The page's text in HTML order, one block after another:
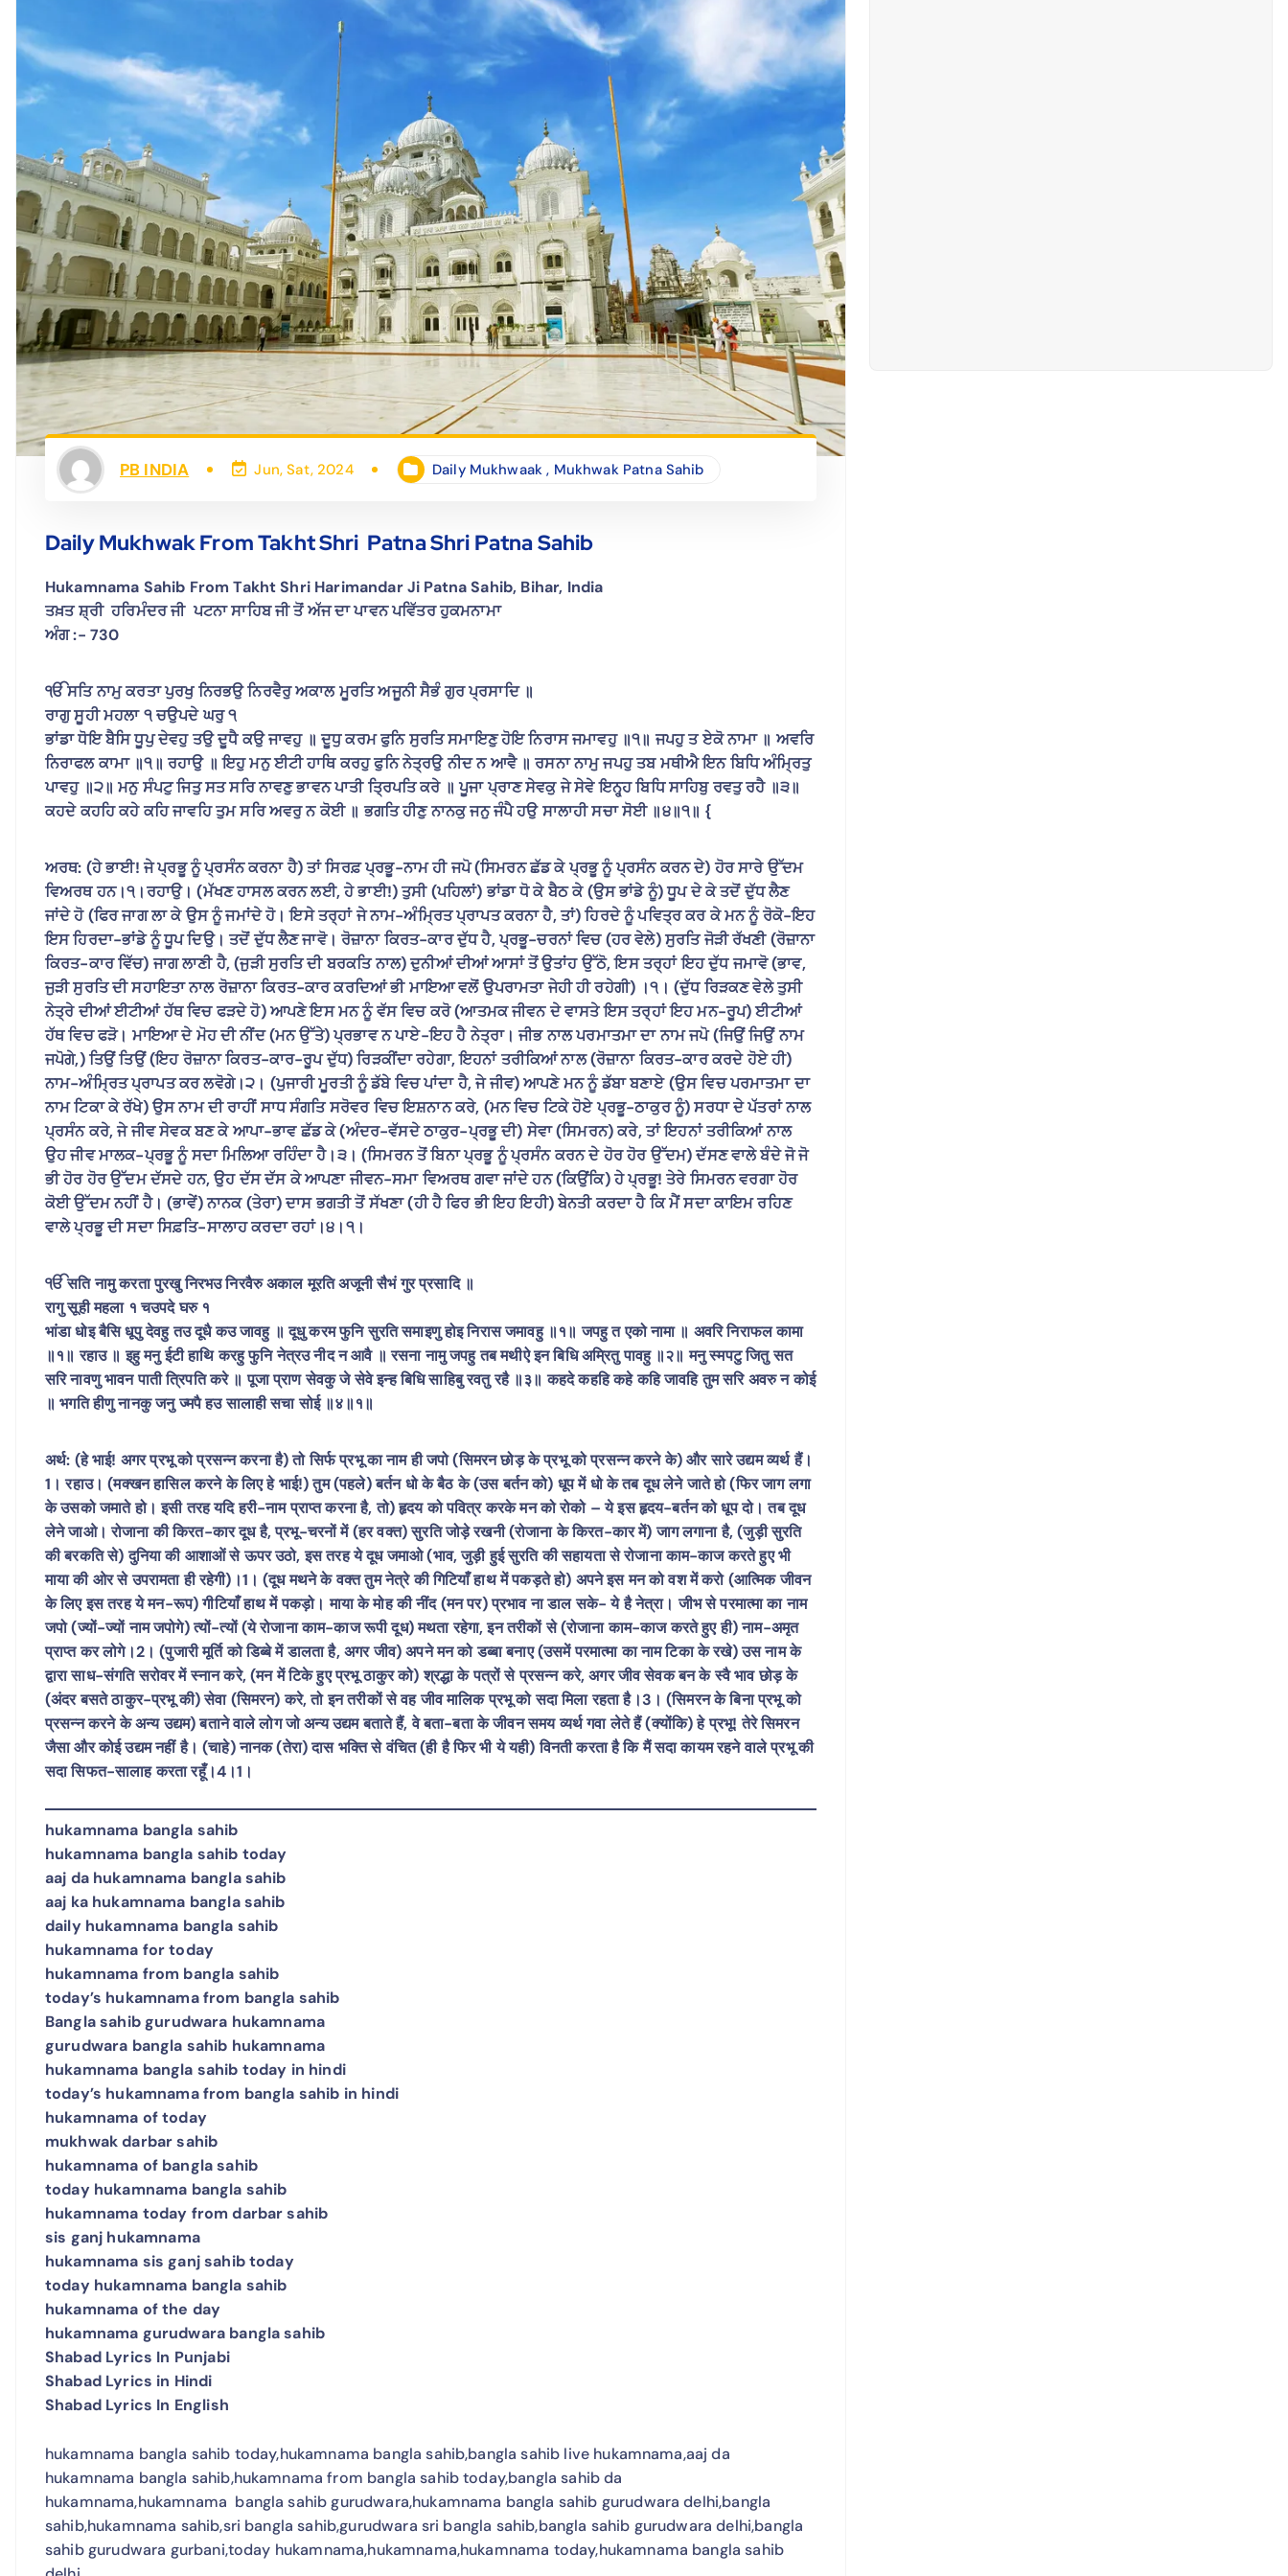
PB INDIA Jun, Sat, 2024 Daily Mukhwaak , Mukhwak Patna Sahib
Daily Mukhwak From Takht Shri Patna Shri Patna Sahib
Hukamnama Sahib From Takht Shri Harimandar Ji Patna Sahib, Bihar, India
ਤਖ਼ਤ ਸ਼੍ਰੀ ਹਰਿਮੰਦਰ ਜੀ ਪਟਨਾ ਸਾਹਿਬ ਜੀ ਤੋਂ ਅੱਜ ਦਾ ਪਾਵਨ ਪਵਿੱਤਰ ਹੁਕਮਨਾਮਾ
ਅੰਗ :- 730
ੴ ਸਤਿ ਨਾਮੁ ਕਰਤਾ ਪੁਰਖੁ ਨਿਰਭਉ ਨਿਰਵੈਰੁ ਅਕਾਲ ਮੂਰਤਿ ਅਜੂਨੀ ਸੈਭੰ ਗੁਰ ਪ੍ਰਸਾਦਿ ॥
ਰਾਗੁ ਸੂਹੀ ਮਹਲਾ ੧ ਚਉਪਦੇ ਘਰੁ ੧
ਭਾਂਡਾ ਧੋਇ ਬੈਸਿ ਧੂਪੁ ਦੇਵਹੁ ਤਉ ਦੂਧੈ ਕਉ ਜਾਵਹੁ ॥ ਦੂਧੁ ਕਰਮ ਫੁਨਿ ਸੁਰਤਿ ਸਮਾਇਣੁ ਹੋਇ ਨਿਰਾਸ ਜਮਾਵਹੁ ॥੧॥ ਜਪਹੁ ਤ ਏਕੋ ਨਾਮਾ ॥ ਅਵਰਿ
ਨਿਰਾਫਲ ਕਾਮਾ ॥੧॥ ਰਹਾਉ ॥ ਇਹੁ ਮਨੁ ਈਟੀ ਹਾਥਿ ਕਰਹੁ ਫੁਨਿ ਨੇਤ੍ਰਉ ਨੀਦ ਨ ਆਵੈ ॥ ਰਸਨਾ ਨਾਮੁ ਜਪਹੁ ਤਬ ਮਥੀਐ ਇਨ ਬਿਧਿ ਅੰਮ੍ਰਿਤੁ
ਪਾਵਹੁ ॥੨॥ ਮਨੁ ਸੰਪਟੁ ਜਿਤੁ ਸਤ ਸਰਿ ਨਾਵਣੁ ਭਾਵਨ ਪਾਤੀ ਤ੍ਰਿਪਤਿ ਕਰੇ ॥ ਪੂਜਾ ਪ੍ਰਾਣ ਸੇਵਕੁ ਜੇ ਸੇਵੇ ਇਨ੍ਹ੍ਹ ਬਿਧਿ ਸਾਹਿਬੁ ਰਵਤੁ ਰਹੈ ॥੩॥
ਕਹਦੇ ਕਹਹਿ ਕਹੇ ਕਹਿ ਜਾਵਹਿ ਤੁਮ ਸਰਿ ਅਵਰੁ ਨ ਕੋਈ ॥ ਭਗਤਿ ਹੀਣੁ ਨਾਨਕੁ ਜਨੁ ਜੰਪੈ ਹਉ ਸਾਲਾਹੀ ਸਚਾ ਸੋਈ ॥੪॥੧॥ {
ਅਰਥ: (ਹੇ ਭਾਈ! ਜੇ ਪ੍ਰਭੂ ਨੂੰ ਪ੍ਰਸੰਨ ਕਰਨਾ ਹੈ) ਤਾਂ ਸਿਰਫ਼ ਪ੍ਰਭੂ-ਨਾਮ ਹੀ ਜਪੋ (ਸਿਮਰਨ ਛੱਡ ਕੇ ਪ੍ਰਭੂ ਨੂੰ ਪ੍ਰਸੰਨ ਕਰਨ ਦੇ) ਹੋਰ ਸਾਰੇ ਉੱਦਮ
ਵਿਅਰਥ ਹਨ।੧।ਰਹਾਉ। (ਮੱਖਣ ਹਾਸਲ ਕਰਨ ਲਈ, ਹੇ ਭਾਈ!) ਤੁਸੀ (ਪਹਿਲਾਂ) ਭਾਂਡਾ ਧੋ ਕੇ ਬੈਠ ਕੇ (ਉਸ ਭਾਂਡੇ ਨੂੰ) ਧੂਪ ਦੇ ਕੇ ਤਦੋਂ ਦੁੱਧ ਲੈਣ
ਜਾਂਦੇ ਹੋ (ਫਿਰ ਜਾਗ ਲਾ ਕੇ ਉਸ ਨੂੰ ਜਮਾਂਦੇ ਹੋ। ਇਸੇ ਤਰ੍ਹਾਂ ਜੇ ਨਾਮ-ਅੰਮ੍ਰਿਤ ਪ੍ਰਾਪਤ ਕਰਨਾ ਹੈ, ਤਾਂ) ਹਿਰਦੇ ਨੂੰ ਪਵਿਤ੍ਰ ਕਰ ਕੇ ਮਨ ਨੂੰ ਰੋਕੋ-ਇਹ
ਇਸ ਹਿਰਦਾ-ਭਾਂਡੇ ਨੂੰ ਧੂਪ ਦਿਉ। ਤਦੋਂ ਦੁੱਧ ਲੈਣ ਜਾਵੋ। ਰੋਜ਼ਾਨਾ ਕਿਰਤ-ਕਾਰ ਦੁੱਧ ਹੈ, ਪ੍ਰਭੂ-ਚਰਨਾਂ ਵਿਚ (ਹਰ ਵੇਲੇ) ਸੁਰਤਿ ਜੋੜੀ ਰੱਖਣੀ (ਰੋਜ਼ਾਨਾ
ਕਿਰਤ-ਕਾਰ ਵਿੱਚ) ਜਾਗ ਲਾਣੀ ਹੈ, (ਜੁੜੀ ਸੁਰਤਿ ਦੀ ਬਰਕਤਿ ਨਾਲ) ਦੁਨੀਆਂ ਦੀਆਂ ਆਸਾਂ ਤੋਂ ਉਤਾਂਹ ਉੱਠੋ, ਇਸ ਤਰ੍ਹਾਂ ਇਹ ਦੁੱਧ ਜਮਾਵੋ (ਭਾਵ,
ਜੁੜੀ ਸੁਰਤਿ ਦੀ ਸਹਾਇਤਾ ਨਾਲ ਰੋਜ਼ਾਨਾ ਕਿਰਤ-ਕਾਰ ਕਰਦਿਆਂ ਭੀ ਮਾਇਆ ਵਲੋਂ ਉਪਰਾਮਤਾ ਜੇਹੀ ਹੀ ਰਹੇਗੀ) ।੧। (ਦੁੱਧ ਰਿੜਕਣ ਵੇਲੇ ਤੁਸੀ
ਨੇਤ੍ਰੇ ਦੀਆਂ ਈਟੀਆਂ ਹੱਥ ਵਿਚ ਫੜਦੇ ਹੋ) ਆਪਣੇ ਇਸ ਮਨ ਨੂੰ ਵੱਸ ਵਿਚ ਕਰੋ (ਆਤਮਕ ਜੀਵਨ ਦੇ ਵਾਸਤੇ ਇਸ ਤਰ੍ਹਾਂ ਇਹ ਮਨ-ਰੂਪ) ਈਟੀਆਂ
ਹੱਥ ਵਿਚ ਫੜੋ। ਮਾਇਆ ਦੇ ਮੋਹ ਦੀ ਨੀਂਦ (ਮਨ ਉੱਤੇ) ਪ੍ਰਭਾਵ ਨ ਪਾਏ-ਇਹ ਹੈ ਨੇਤ੍ਰਾ। ਜੀਭ ਨਾਲ ਪਰਮਾਤਮਾ ਦਾ ਨਾਮ ਜਪੋ (ਜਿਉਂ ਜਿਉਂ ਨਾਮ
ਜਪੋਗੇ,) ਤਿਉਂ ਤਿਉਂ (ਇਹ ਰੋਜ਼ਾਨਾ ਕਿਰਤ-ਕਾਰ-ਰੂਪ ਦੁੱਧ) ਰਿੜਕੀਂਦਾ ਰਹੇਗਾ, ਇਹਨਾਂ ਤਰੀਕਿਆਂ ਨਾਲ (ਰੋਜ਼ਾਨਾ ਕਿਰਤ-ਕਾਰ ਕਰਦੇ ਹੋਏ ਹੀ)
ਨਾਮ-ਅੰਮ੍ਰਿਤ ਪ੍ਰਾਪਤ ਕਰ ਲਵੋਗੇ।੨। (ਪੁਜਾਰੀ ਮੂਰਤੀ ਨੂੰ ਡੱਬੇ ਵਿਚ ਪਾਂਦਾ ਹੈ, ਜੇ ਜੀਵ) ਆਪਣੇ ਮਨ ਨੂੰ ਡੱਬਾ ਬਣਾਏ (ਉਸ ਵਿਚ ਪਰਮਾਤਮਾ ਦਾ
ਨਾਮ ਟਿਕਾ ਕੇ ਰੱਖੇ) ਉਸ ਨਾਮ ਦੀ ਰਾਹੀਂ ਸਾਧ ਸੰਗਤਿ ਸਰੋਵਰ ਵਿਚ ਇਸ਼ਨਾਨ ਕਰੇ, (ਮਨ ਵਿਚ ਟਿਕੇ ਹੋਏ ਪ੍ਰਭੂ-ਠਾਕੁਰ ਨੂੰ) ਸਰਧਾ ਦੇ ਪੱਤਰਾਂ ਨਾਲ
ਪ੍ਰਸੰਨ ਕਰੇ, ਜੇ ਜੀਵ ਸੇਵਕ ਬਣ ਕੇ ਆਪਾ-ਭਾਵ ਛੱਡ ਕੇ (ਅੰਦਰ-ਵੱਸਦੇ ਠਾਕੁਰ-ਪ੍ਰਭੂ ਦੀ) ਸੇਵਾ (ਸਿਮਰਨ) ਕਰੇ, ਤਾਂ ਇਹਨਾਂ ਤਰੀਕਿਆਂ ਨਾਲ
ਉਹ ਜੀਵ ਮਾਲਕ-ਪ੍ਰਭੂ ਨੂੰ ਸਦਾ ਮਿਲਿਆ ਰਹਿੰਦਾ ਹੈ।੩। (ਸਿਮਰਨ ਤੋਂ ਬਿਨਾ ਪ੍ਰਭੂ ਨੂੰ ਪ੍ਰਸੰਨ ਕਰਨ ਦੇ ਹੋਰ ਹੋਰ ਉੱਦਮ) ਦੱਸਣ ਵਾਲੇ ਬੰਦੇ ਜੋ ਜੋ
ਭੀ ਹੋਰ ਹੋਰ ਉੱਦਮ ਦੱਸਦੇ ਹਨ, ਉਹ ਦੱਸ ਦੱਸ ਕੇ ਆਪਣਾ ਜੀਵਨ-ਸਮਾ ਵਿਅਰਥ ਗਵਾ ਜਾਂਦੇ ਹਨ (ਕਿਉਂਕਿ) ਹੇ ਪ੍ਰਭੂ! ਤੇਰੇ ਸਿਮਰਨ ਵਰਗਾ ਹੋਰ
ਕੋਈ ਉੱਦਮ ਨਹੀਂ ਹੈ। (ਭਾਵੇਂ) ਨਾਨਕ (ਤੇਰਾ) ਦਾਸ ਭਗਤੀ ਤੋਂ ਸੱਖਣਾ (ਹੀ ਹੈ ਫਿਰ ਭੀ ਇਹ ਇਹੀ) ਬੇਨਤੀ ਕਰਦਾ ਹੈ ਕਿ ਮੈਂ ਸਦਾ ਕਾਇਮ ਰਹਿਣ
ਵਾਲੇ ਪ੍ਰਭੂ ਦੀ ਸਦਾ ਸਿਫ਼ਤਿ-ਸਾਲਾਹ ਕਰਦਾ ਰਹਾਂ।੪।੧।
ੴ सति नामु करता पुरखु निरभउ निरवैरु अकाल मूरति अजूनी सैभं गुर प्रसादि ॥
रागु सूही महला १ चउपदे घरु १
भांडा धोइ बैसि धूपु देवहु तउ दूधै कउ जावहु ॥ दूधु करम फुनि सुरति समाइणु होइ निरास जमावहु ॥१॥ जपहु त एको नामा ॥ अवरि निराफल कामा
॥१॥ रहाउ ॥ इहु मनु ईटी हाथि करहु फुनि नेत्रउ नीद न आवै ॥ रसना नामु जपहु तब मथीऐ इन बिधि अम्रितु पावहु ॥२॥ मनु स्मपटु जितु सत
सरि नावणु भावन पाती त्रिपति करे ॥ पूजा प्राण सेवकु जे सेवे इन्ह बिधि साहिबु रवतु रहै ॥३॥ कहदे कहहि कहे कहि जावहि तुम सरि अवरु न कोई
॥ भगति हीणु नानकु जनु ज्मपै हउ सालाही सचा सोई ॥४॥१॥
अर्थ: (हे भाई! अगर प्रभू को प्रसन्न करना है) तो सिर्फ प्रभू का नाम ही जपो (सिमरन छोड़ के प्रभू को प्रसन्न करने के) और सारे उद्यम व्यर्थ हैं।
1। रहाउ। (मक्खन हासिल करने के लिए हे भाई!) तुम (पहले) बर्तन धो के बैठ के (उस बर्तन को) धूप में धो के तब दूध लेने जाते हो (फिर जाग लगा
के उसको जमाते हो। इसी तरह यदि हरी-नाम प्राप्त करना है, तो) हृदय को पवित्र करके मन को रोको – ये इस हृदय-बर्तन को धूप दो। तब दूध
लेने जाओ। रोजाना की किरत-कार दूध है, प्रभू-चरनों में (हर वक्त) सुरति जोड़े रखनी (रोजाना के किरत-कार में) जाग लगाना है, (जुड़ी सुरति
की बरकति से) दुनिया की आशाओं से ऊपर उठो, इस तरह ये दूध जमाओ (भाव, जुड़ी हुई सुरति की सहायता से रोजाना काम-काज करते हुए भी
माया की ओर से उपरामता ही रहेगी)।1। (दूध मथने के वक्त तुम नेत्रे की गिटियाँ हाथ में पकड़ते हो) अपने इस मन को वश में करो (आत्मिक जीवन
के लिए इस तरह ये मन-रूप) गीटियाँ हाथ में पकड़ो। माया के मोह की नींद (मन पर) प्रभाव ना डाल सके- ये है नेत्रा। जीभ से परमात्मा का नाम
जपो (ज्यों-ज्यों नाम जपोगे) त्यों-त्यों (ये रोजाना काम-काज रूपी दूध) मथता रहेगा, इन तरीकों से (रोजाना काम-काज करते हुए ही) नाम-अमृत
प्राप्त कर लोगे।2। (पुजारी मूर्ति को डिब्बे में डालता है, अगर जीव) अपने मन को डब्बा बनाए (उसमें परमात्मा का नाम टिका के रखे) उस नाम के
द्वारा साध-संगति सरोवर में स्नान करे, (मन में टिके हुए प्रभू ठाकुर को) श्रद्धा के पत्रों से प्रसन्न करे, अगर जीव सेवक बन के स्वै भाव छोड़ के
(अंदर बसते ठाकुर-प्रभू की) सेवा (सिमरन) करे, तो इन तरीकों से वह जीव मालिक प्रभू को सदा मिला रहता है।3। (सिमरन के बिना प्रभू को
प्रसन्न करने के अन्य उद्यम) बताने वाले लोग जो अन्य उद्यम बताते हैं, वे बता-बता के जीवन समय व्यर्थ गवा लेते हैं (क्योंकि) हे प्रभू! तेरे सिमरन
जैसा और कोई उद्यम नहीं है। (चाहे) नानक (तेरा) दास भक्ति से वंचित (ही है फिर भी ये यही) विनती करता है कि मैं सदा कायम रहने वाले प्रभू की
सदा सिफत-सालाह करता रहूँ।4।1।
hukamnama bangla sahib
hukamnama bangla sahib today
aaj da hukamnama bangla sahib
aaj ka hukamnama bangla sahib
daily hukamnama bangla sahib
hukamnama for today
hukamnama from bangla sahib
today’s hukamnama from bangla sahib
Bangla sahib gurudwara hukamnama
gurudwara bangla sahib hukamnama
hukamnama bangla sahib today in hindi
today’s hukamnama from bangla sahib in hindi
hukamnama of today
mukhwak darbar sahib
hukamnama of bangla sahib
today hukamnama bangla sahib
hukamnama today from darbar sahib
sis ganj hukamnama
hukamnama sis ganj sahib today
today hukamnama bangla sahib
hukamnama of the day
hukamnama gurudwara bangla sahib
Shabad Lyrics In Punjabi
Shabad Lyrics in Hindi
Shabad Lyrics In English
hukamnama bangla sahib today,hukamnama bangla sahib,bangla sahib live hukamnama,aaj da
hukamnama bangla sahib,hukamnama from bangla sahib today,bangla sahib da
hukamnama,hukamnama bangla sahib gurudwara,hukamnama bangla sahib gurudwara delhi,bangla
sahib,hukamnama sahib,sri bangla sahib,gurudwara sri bangla sahib,bangla sahib gurudwara delhi,bangla
sahib gurudwara gurbani,today hukamnama,hukamnama,hukamnama today,hukamnama bangla sahib